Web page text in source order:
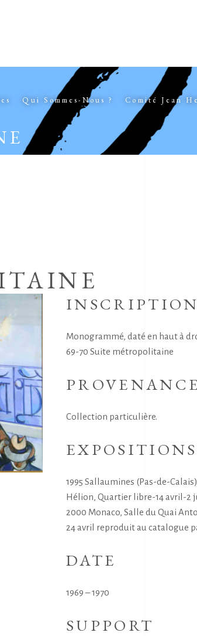
Qui Sommes-Nous ? Comité Jean
Monogrammé, daté en haut à
69-70 Suite métropolitaine
PROVENANCE
Collection particulière.
EXPOSITIONS
1995 Sallaumines (Pas-de-
Hélion, Quartier libre-14 avril-2
2000 Monaco, Salle du Quai
24 avril reproduit au catalogue
DATE
1969 – 1970
SUPPORT